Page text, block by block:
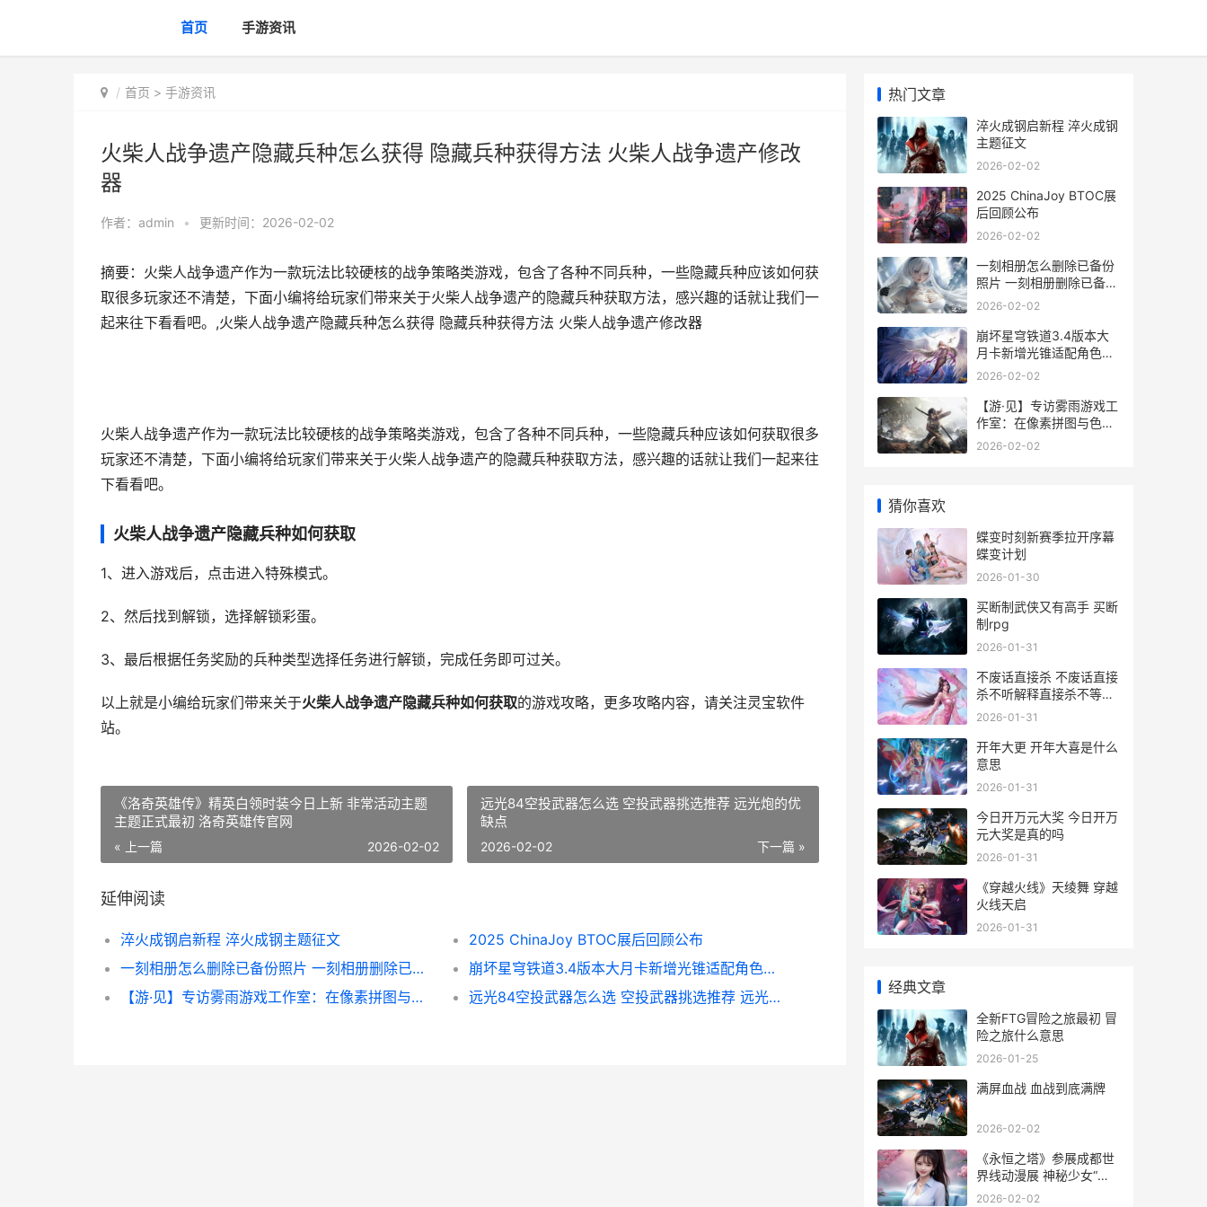
首页 手游资讯
首页 > 手游资讯
火柴人战争遗产隐藏兵种怎么获得 隐藏兵种获得方法 火柴人战争遗产修改
器
作者： admin • 更新时间：2026-02-02
摘要：火柴人战争遗产作为一款玩法比较硬核的战争策略类游戏，包含了各种不同兵种，一些隐藏兵种应该如何获
取很多玩家还不清楚，下面小编将给玩家们带来关于火柴人战争遗产的隐藏兵种获取方法，感兴趣的话就让我们一
起来往下看看吧。,火柴人战争遗产隐藏兵种怎么获得 隐藏兵种获得方法 火柴人战争遗产修改器
火柴人战争遗产作为一款玩法比较硬核的战争策略类游戏，包含了各种不同兵种，一些隐藏兵种应该如何获取很多
玩家还不清楚，下面小编将给玩家们带来关于火柴人战争遗产的隐藏兵种获取方法，感兴趣的话就让我们一起来往
下看看吧。
火柴人战争遗产隐藏兵种如何获取
1、进入游戏后，点击进入特殊模式。
2、然后找到解锁，选择解锁彩蛋。
3、最后根据任务奖励的兵种类型选择任务进行解锁，完成任务即可过关。
以上就是小编给玩家们带来关于火柴人战争遗产隐藏兵种如何获取的游戏攻略，更多攻略内容，请关注灵宝软件
站。
《洛奇英雄传》精英白领时装今日上新 非常活动主题
主题正式最初 洛奇英雄传官网
« 上一篇 2026-02-02
远光84空投武器怎么选 空投武器挑选推荐 远光炮的优
缺点
下一篇 »
2026-02-02
延伸阅读
淬火成钢启新程 淬火成钢主题征文
2025 ChinaJoy BTOC展后回顾公布
一刻相册怎么删除已备份照片 一刻相册删除已备份照片方法 一刻相册怎么全部删除照片
崩坏星穹铁道3.4版本大月卡新增光锥适配角色推荐 崩坏星穹铁道3.4指令服
【游·见】专访雾雨游戏工作室：在像素拼图与色彩信仰交错中 榊游矢百度百科
远光84空投武器怎么选 空投武器挑选推荐 远光炮的优缺点
热门文章
淬火成钢启新程 淬火成钢
主题征文
2026-02-02
2025 ChinaJoy BTOC展
后回顾公布
2026-02-02
一刻相册怎么删除已备份
照片 一刻相册删除已备份
照片方法 一刻相册怎么全
2026-02-02
崩坏星穹铁道3.4版本大
月卡新增光锥适配角色推
荐 崩坏星穹铁道3.4指令
2026-02-02
【游·见】专访雾雨游戏工
作室：在像素拼图与色彩
信仰交错中 榊游矢百度百
2026-02-02
猜你喜欢
蝶变时刻新赛季拉开序幕
蝶变计划
2026-01-30
买断制武侠又有高手 买断
制rpg
2026-01-31
不废话直接杀 不废话直接
杀不听解释直接杀不等说
话直接杀
2026-01-31
开年大更 开年大喜是什么
意思
2026-01-31
今日开万元大奖 今日开万
元大奖是真的吗
2026-01-31
《穿越火线》天绫舞 穿越
火线天启
2026-01-31
经典文章
全新FTG冒险之旅最初 冒
险之旅什么意思
2026-01-25
满屏血战 血战到底满牌
2026-02-02
《永恒之塔》参展成都世
界线动漫展 神秘少女“鲁
米内斯”首次闪耀公布了
2026-02-02